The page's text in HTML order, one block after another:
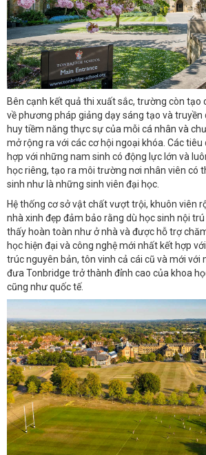
Bên cạnh kết quả thi xuất sắc, trường còn tạo
về phương pháp giảng dạy sáng tạo và
huy tiềm năng thực sự của mỗi cá nhân và
mở rộng ra với các cơ hội ngoại khóa. Các
hợp với những nam sinh có động lực lớn và
học riêng, tạo ra môi trường nơi nhân viên có
sinh như là những sinh viên đại học.
Hệ thống cơ sở vật chất vượt trội, khuôn viên
nhà xinh đẹp đảm bảo rằng dù học sinh nội
thấy hoàn toàn như ở nhà và được hỗ trợ
học hiện đại và công nghệ mới nhất kết hợp
trúc nguyên bản, tôn vinh cả cái cũ và mới với
đưa Tonbridge trở thành đỉnh cao của khoa
cũng như quốc tế.